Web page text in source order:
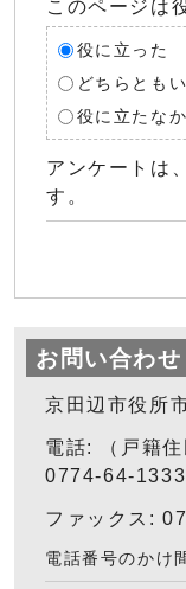
このページは
役に立った
どちらとも
役に立たな
アンケートは
す。
お問い合わせ
京田辺市役所
電話: （戸籍
0774-64-1333
ファックス:
電話番号のかけ